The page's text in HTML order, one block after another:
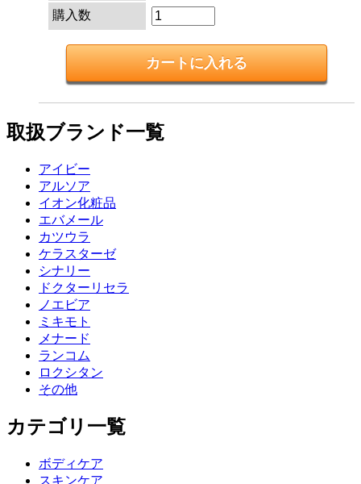
購入数
取扱ブランド一覧
アイビー
アルソア
イオン化粧品
エバメール
カツウラ
ケラスターゼ
シナリー
ドクターリセラ
ノエビア
ミキモト
メナード
ランコム
ロクシタン
その他
カテゴリ一覧
ボディケア
スキンケア